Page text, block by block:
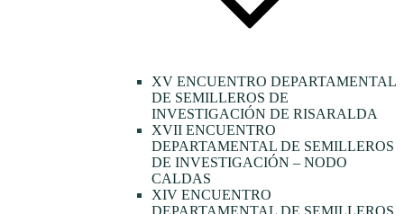
XV ENCUENTRO DEPARTAMENTAL
DE SEMILLEROS DE
INVESTIGACIÓN DE RISARALDA
XVII ENCUENTRO
DEPARTAMENTAL DE SEMILLEROS
DE INVESTIGACIÓN – NODO
CALDAS
XIV ENCUENTRO
DEPARTAMENTAL DE SEMILLEROS